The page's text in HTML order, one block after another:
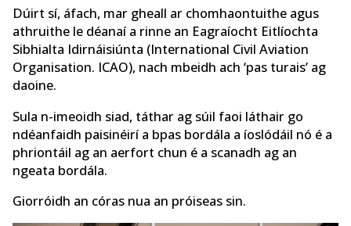
Dúirt sí, áfach, mar gheall ar chomhaontuithe agus
athruithe le déanaí a rinne an Eagraíocht Eitlíochta
Sibhialta Idirnáisiúnta (International Civil Aviation
Organisation. ICAO), nach mbeidh ach ‘pas turais’ ag
daoine.
Sula n-imeoidh siad, táthar ag súil faoi láthair go
ndéanfaidh paisinéirí a bpas bordála a íoslódáil nó é a
phriontáil ag an aerfort chun é a scanadh ag an
ngeata bordála.
Giorróidh an córas nua an próiseas sin.